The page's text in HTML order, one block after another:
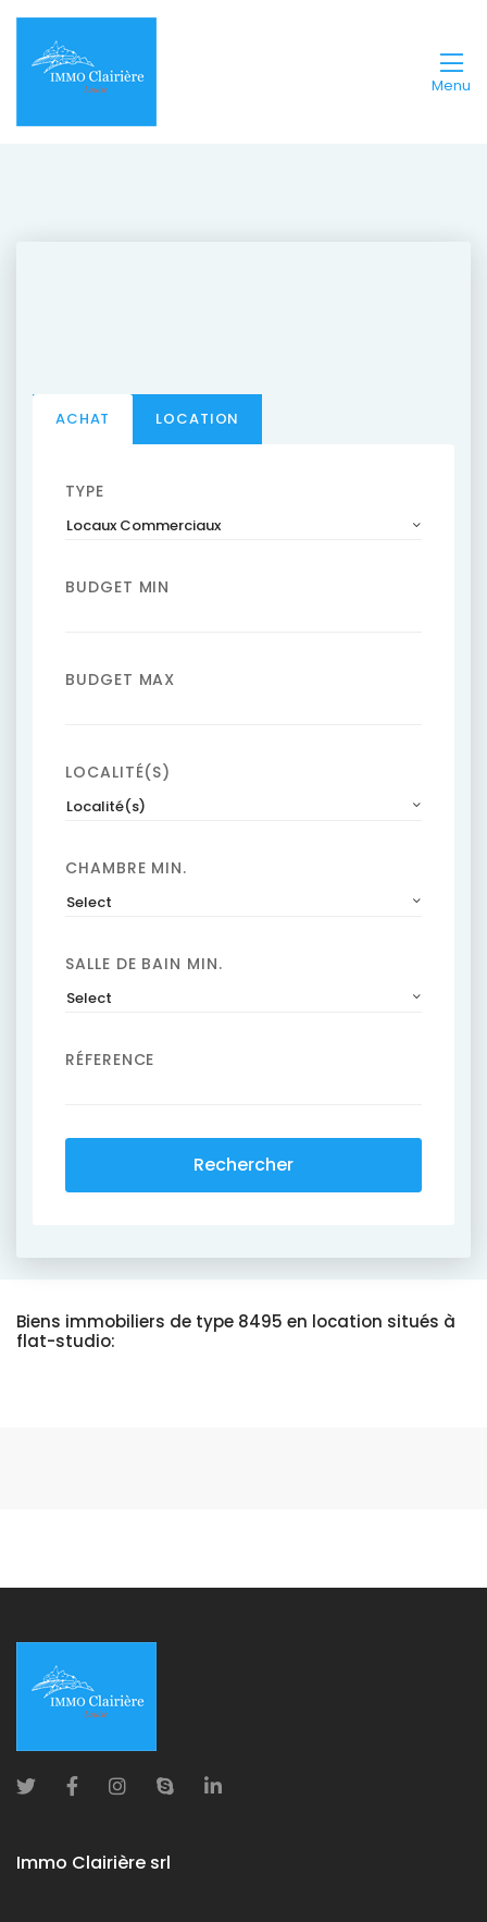
Menu
ACHAT LOCATION
TYPE
Locaux Commerciaux
BUDGET MIN
BUDGET MAX
LOCALITÉ(S)
Localité(s)
CHAMBRE MIN.
Select
SALLE DE BAIN MIN.
Select
RÉFERENCE
Rechercher
Biens immobiliers de type 8495 en location situés à
flat-studio:
Immo Clairière srl